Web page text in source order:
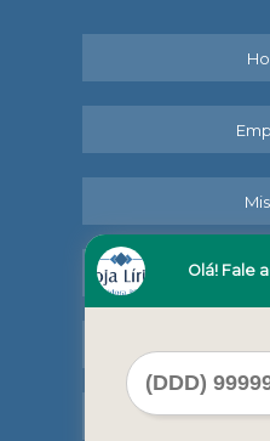
Mapa
Olá! Fale